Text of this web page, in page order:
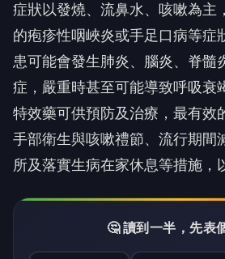
症狀以發燒、流鼻水、咳嗽為主
的疱疹性咽峽炎或手足口病等症
患可能會發生肺炎、腦炎、脊髓
症，嚴重時甚至可能導致呼吸衰
特效藥可供預防及治療，最有效
手部衛生與咳嗽禮節、流行期間
所及落實生病在家休息等措施，
🤔 讀到一半，先表